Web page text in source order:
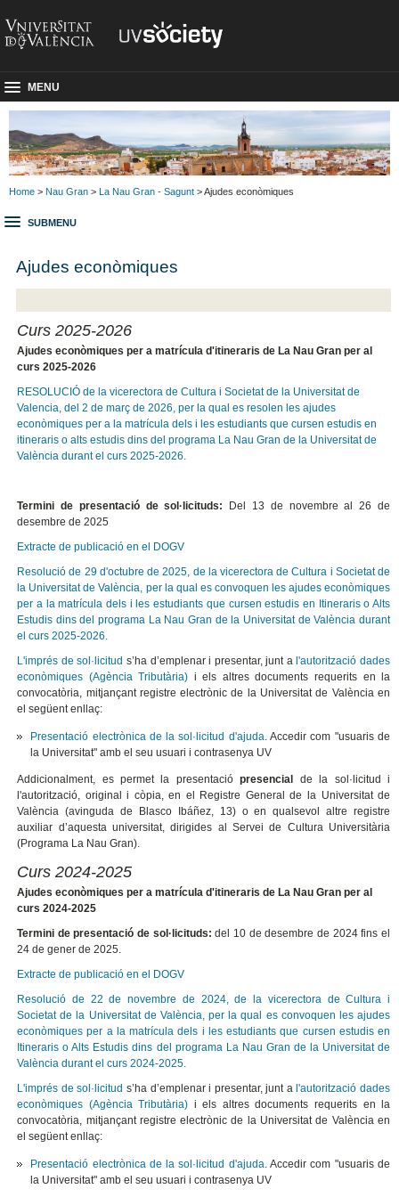
MENU
Home > Nau Gran > La Nau Gran - Sagunt > Ajudes econòmiques
SUBMENU
Ajudes econòmiques
Curs 2025-2026
Ajudes econòmiques per a matrícula d'itineraris de La Nau Gran per al
curs 2025-2026
RESOLUCIÓ de la vicerectora de Cultura i Societat de la Universitat de
Valencia, del 2 de març de 2026, per la qual es resolen les ajudes
econòmiques per a la matrícula dels i les estudiants que cursen estudis en
itineraris o alts estudis dins del programa La Nau Gran de la Universitat de
València durant el curs 2025-2026.
Termini de presentació de sol·licituds:
Del 13 de novembre al 26 de
desembre de 2025
Extracte de publicació en el DOGV
Resolució de 29 d'octubre de 2025, de la vicerectora de Cultura i Societat de
la Universitat de València, per la qual es convoquen les ajudes econòmiques
per a la matrícula dels i les estudiants que cursen estudis en Itineraris o Alts
Estudis dins del programa La Nau Gran de la Universitat de València durant
el curs 2025-2026.
L'imprés de sol·licitud s’ha d’emplenar i presentar, junt a l'autorització dades
econòmiques (Agència Tributària) i els altres documents requerits en la
convocatòria, mitjançant registre electrònic de la Universitat de València en
el següent enllaç:
Presentació electrònica de la sol·licitud d'ajuda. Accedir com "usuaris de
la Universitat" amb el seu usuari i contrasenya UV
Addicionalment, es permet la presentaciópresencial de la sol·licitud i
l'autorització, original i còpia, en el Registre General de la Universitat de
València (avinguda de Blasco Ibáñez, 13) o en qualsevol altre registre
auxiliar d’aquesta universitat, dirigides al Servei de Cultura Universitària
(Programa La Nau Gran).
Curs 2024-2025
Ajudes econòmiques per a matrícula d'itineraris de La Nau Gran per al
curs 2024-2025
Termini de presentació de sol·licituds:del 10 de desembre de 2024 fins el
24 de gener de 2025.
Extracte de publicació en el DOGV
Resolució de 22 de novembre de 2024, de la vicerectora de Cultura i
Societat de la Universitat de València, per la qual es convoquen les ajudes
econòmiques per a la matrícula dels i les estudiants que cursen estudis en
Itineraris o Alts Estudis dins del programa La Nau Gran de la Universitat de
València durant el curs 2024-2025.
L'imprés de sol·licitud s’ha d’emplenar i presentar, junt a l'autorització dades
econòmiques (Agència Tributària) i els altres documents requerits en la
convocatòria, mitjançant registre electrònic de la Universitat de València en
el següent enllaç:
Presentació electrònica de la sol·licitud d'ajuda. Accedir com "usuaris de
la Universitat" amb el seu usuari i contrasenya UV